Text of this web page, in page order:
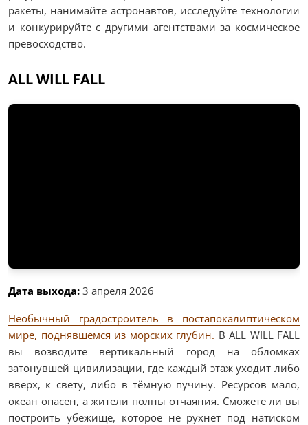
ракеты, нанимайте астронавтов, исследуйте технологии
и конкурируйте с другими агентствами за космическое
превосходство.
ALL WILL FALL
Дата выхода: 3 апреля 2026
Необычный градостроитель в постапокалиптическом
мире, поднявшемся из морских глубин. В ALL WILL FALL
вы возводите вертикальный город на обломках
затонувшей цивилизации, где каждый этаж уходит либо
вверх, к свету, либо в тёмную пучину. Ресурсов мало,
океан опасен, а жители полны отчаяния. Сможете ли вы
построить убежище, которое не рухнет под натиском